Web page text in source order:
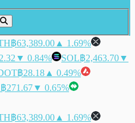
฿63,389.00 ▲ 1.69%
▼ 0.84% SOL฿2,463.70▼
฿28.18 ▲ 0.49%
฿271.67▼ 0.65%
฿63,389.00 ▲ 1.69%